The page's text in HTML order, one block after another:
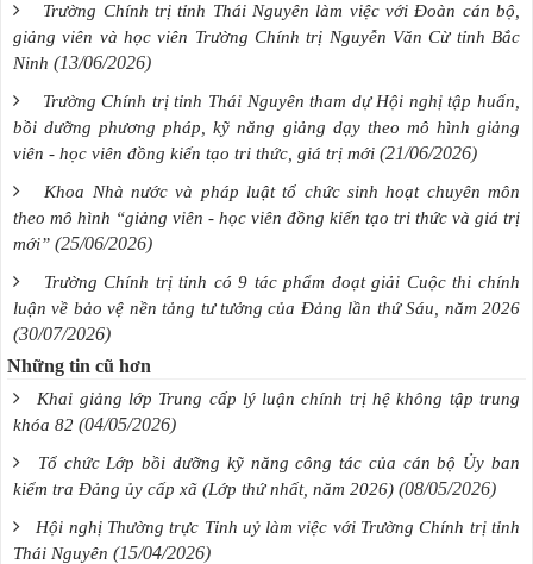
Trường Chính trị tỉnh Thái Nguyên làm việc với Đoàn cán bộ,
giảng viên và học viên Trường Chính trị Nguyễn Văn Cừ tỉnh Bắc
Ninh (13/06/2026)
Trường Chính trị tỉnh Thái Nguyên tham dự Hội nghị tập huấn,
bồi dưỡng phương pháp, kỹ năng giảng dạy theo mô hình giảng
viên - học viên đồng kiến tạo tri thức, giá trị mới (21/06/2026)
Khoa Nhà nước và pháp luật tổ chức sinh hoạt chuyên môn
theo mô hình “giảng viên - học viên đồng kiến tạo tri thức và giá trị
mới” (25/06/2026)
Trường Chính trị tỉnh có 9 tác phẩm đoạt giải Cuộc thi chính
luận về bảo vệ nền tảng tư tưởng của Đảng lần thứ Sáu, năm 2026
(30/07/2026)
Những tin cũ hơn
Khai giảng lớp Trung cấp lý luận chính trị hệ không tập trung
khóa 82 (04/05/2026)
Tổ chức Lớp bồi dưỡng kỹ năng công tác của cán bộ Ủy ban
kiểm tra Đảng ủy cấp xã (Lớp thứ nhất, năm 2026) (08/05/2026)
Hội nghị Thường trực Tỉnh uỷ làm việc với Trường Chính trị tỉnh
Thái Nguyên (15/04/2026)